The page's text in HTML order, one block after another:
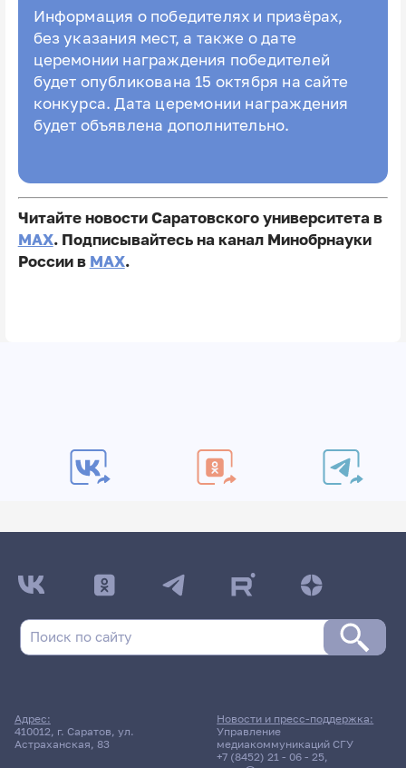
Информация о победителях и призëрах,
без указания мест, а также о дате
церемонии награждения победителей
будет опубликована 15 октября на сайте
конкурса. Дата церемонии награждения
будет объявлена дополнительно.
Читайте новости Саратовского университета в
MAX. Подписывайтесь на канал Минобрнауки
России в MAX.
Адрес:
410012, г. Саратов, ул.
Астраханская, 83
Новости и пресс-поддержка:
Управление
медиакоммуникаций СГУ
+7 (8452) 21 - 06 - 25,